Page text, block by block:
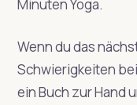
Minuten Yoga.
Wenn du das
Schwierigkeiten
ein Buch zur Hand